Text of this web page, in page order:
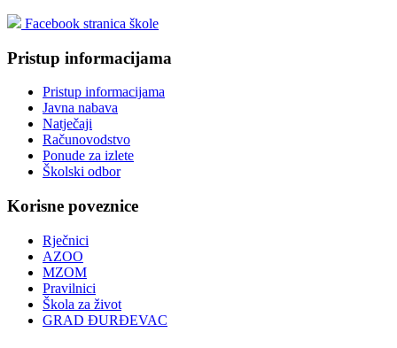
Facebook stranica škole
Pristup informacijama
Pristup informacijama
Javna nabava
Natječaji
Računovodstvo
Ponude za izlete
Školski odbor
Korisne poveznice
Rječnici
AZOO
MZOM
Pravilnici
Škola za život
GRAD ĐURĐEVAC